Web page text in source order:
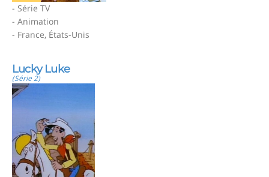
- Série TV
- Animation
- France, États-Unis
Lucky Luke
(Série 2)